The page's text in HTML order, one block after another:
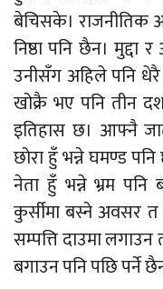
बेचिसके। राजनीतिक
निष्ठा पनि छैन। मुद्दा
उनीसँग अहिले पनि धेरै
खोक्रै भए पनि तीन
इतिहास छ। आफ्नै
छोरा हुँ भन्ने घमण्ड
नेता हुँ भन्ने भ्रम पनि
कुर्सीमा बस्ने अवसर
सम्पत्ति दाउमा
बगाउन पनि पछि पर्ने